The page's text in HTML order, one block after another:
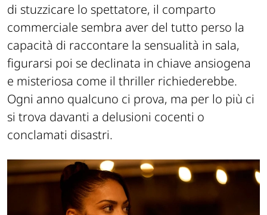
di stuzzicare lo spettatore, il comparto
commerciale sembra aver del tutto perso la
capacità di raccontare la sensualità in sala,
figurarsi poi se declinata in chiave ansiogena
e misteriosa come il thriller richiederebbe.
Ogni anno qualcuno ci prova, ma per lo più ci
si trova davanti a delusioni cocenti o
conclamati disastri.